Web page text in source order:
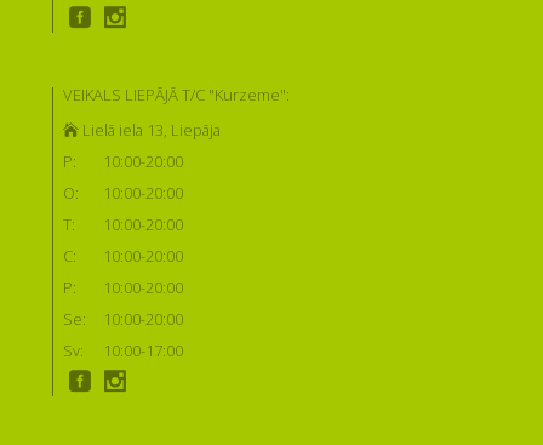
VEIKALS LIEPĀJĀ T/C "Kurzeme":
Lielā iela 13, Liepāja
P:
10:00-20:00
O:
10:00-20:00
T:
10:00-20:00
C:
10:00-20:00
P:
10:00-20:00
Se:
10:00-20:00
Sv:
10:00-17:00